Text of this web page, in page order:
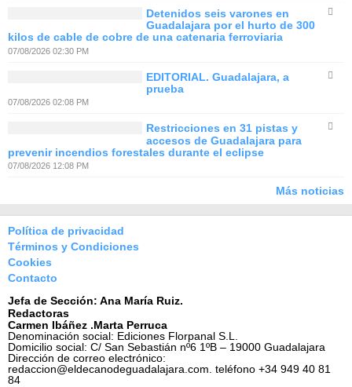
Detenidos seis varones en
Guadalajara por el hurto de 300
kilos de cable de cobre de una catenaria ferroviaria
07/08/2026 02:30 PM
EDITORIAL. Guadalajara, a
prueba
07/08/2026 02:08 PM
Restricciones en 31 pistas y
accesos de Guadalajara para
prevenir incendios forestales durante el eclipse
07/08/2026 12:08 PM
Más noticias
Política de privacidad
Términos y Condiciones
Cookies
Contacto
Jefa de Sección: Ana María Ruiz.
Redactoras
Carmen Ibáñez .Marta Perruca
Denominación social: Ediciones Florpanal S.L.
Domicilio social: C/ San Sebastián nº6 1ºB – 19000 Guadalajara
Dirección de correo electrónico:
redaccion@eldecanodeguadalajara.com. teléfono +34 949 40 81
84